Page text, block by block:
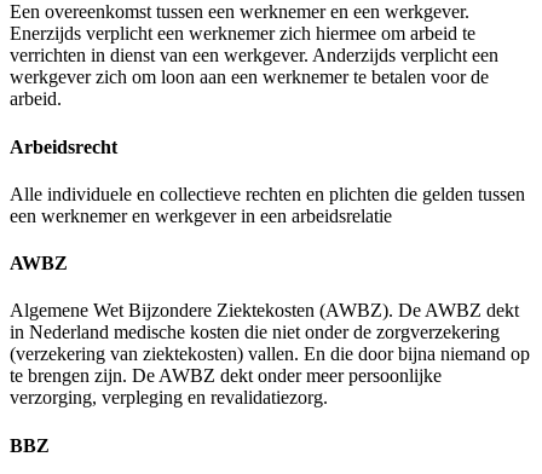
Een overeenkomst tussen een werknemer en een werkgever.
Enerzijds verplicht een werknemer zich hiermee om arbeid te
verrichten in dienst van een werkgever. Anderzijds verplicht een
werkgever zich om loon aan een werknemer te betalen voor de
arbeid.
Arbeidsrecht
Alle individuele en collectieve rechten en plichten die gelden tussen
een werknemer en werkgever in een arbeidsrelatie
AWBZ
Algemene Wet Bijzondere Ziektekosten (AWBZ). De AWBZ dekt
in Nederland medische kosten die niet onder de zorgverzekering
(verzekering van ziektekosten) vallen. En die door bijna niemand op
te brengen zijn. De AWBZ dekt onder meer persoonlijke
verzorging, verpleging en revalidatiezorg.
BBZ